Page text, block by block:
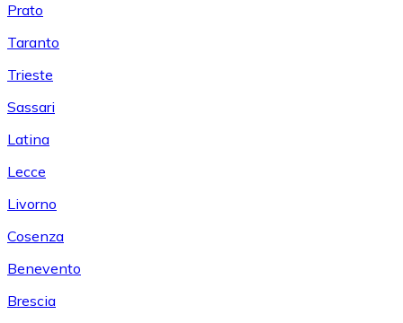
Prato
Taranto
Trieste
Sassari
Latina
Lecce
Livorno
Cosenza
Benevento
Brescia